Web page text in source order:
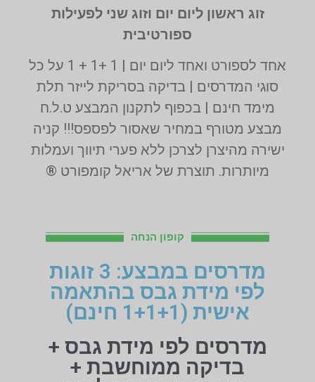
זוג ראשון ליום יום וזוג שני לפעילות
ספורטיבית
אחד לספורט ואחד ליום יום | 1 +1 + 1 על כל
סוגי המדרסים | בדיקה בסריקת לייזר תלת
מימד חינם | בכפוף לתקנון המבצע ט.ל.ח
מבצע מטורף במחיר שאסור לפספס!!! קניה
ישירה מהיצרן לצרכן ללא פערי תיווך ועמלות
מיותרות. תוצרת של אריאל קומפורט ®
קופון הנחה
מדרסים במבצע: 3 זוגות
לפי מידת גבס בהתאמה
אישית (1+1+1 חינם)
מדרסים לפי מידת גבס +
בדיקה ממוחשבת +